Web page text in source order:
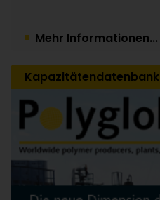
Mehr Informationen...
Kapazitätendatenbank